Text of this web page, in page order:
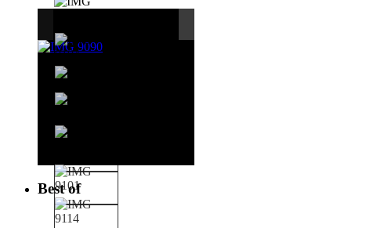
Best of